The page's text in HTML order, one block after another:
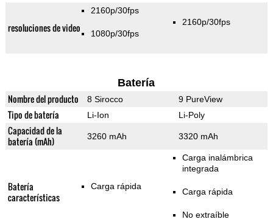
resoluciones de video
2160p/30fps
1080p/30fps
2160p/30fps
Batería
Nombre del producto 8 Sirocco 9 PureView
Tipo de batería Li-Ion Li-Poly
Capacidad de la
batería (mAh)
3260 mAh 3320 mAh
Batería
características
Carga rápida
Carga inalámbrica
integrada
Carga rápida
No extraíble